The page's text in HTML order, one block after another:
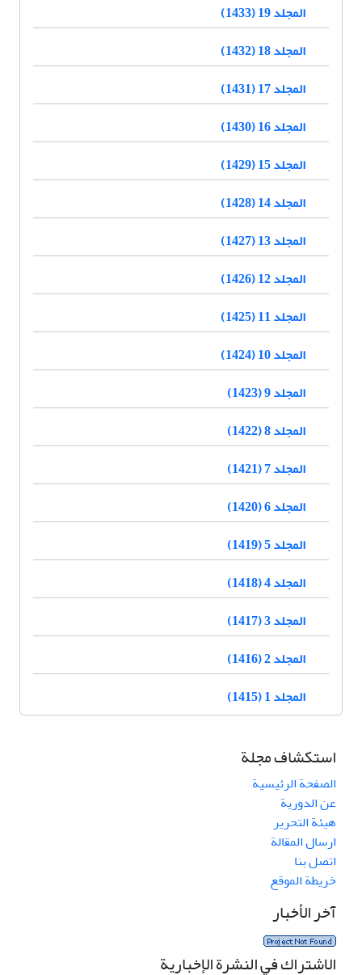
المجلد 19 (1433)
المجلد 18 (1432)
المجلد 17 (1431)
المجلد 16 (1430)
المجلد 15 (1429)
المجلد 14 (1428)
المجلد 13 (1427)
المجلد 12 (1426)
المجلد 11 (1425)
المجلد 10 (1424)
المجلد 9 (1423)
المجلد 8 (1422)
المجلد 7 (1421)
المجلد 6 (1420)
المجلد 5 (1419)
المجلد 4 (1418)
المجلد 3 (1417)
المجلد 2 (1416)
المجلد 1 (1415)
استكشاف مجلة
الصفحة الرئيسية
عن الدورية
هيئة التحرير
ارسال المقالة
اتصل بنا
خريطة الموقع
آخر الأخبار
الاشتراك في النشرة الإخبارية